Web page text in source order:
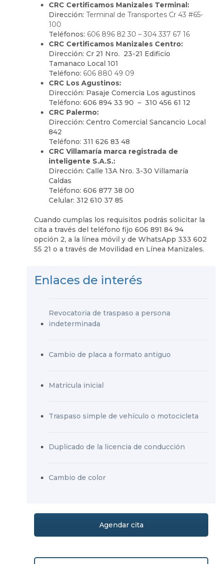
CRC Certificamos Manizales Terminal:
Dirección: Terminal de Transportes Cr 43 #65-
100
Teléfonos: 606 896 82 30 – 304 337 67 16
CRC Certificamos Manizales Centro:
Dirección: Cr 21 Nro. 23-21 Edificio
Tamanaco Local 101
Teléfono: 606 880 49 09
CRC Los Agustinos:
Dirección: Pasaje Comercia Los agustinos
Teléfono: 606 894 33 90 – 310 456 61 12
CRC Palermo:
Dirección: Centro Comercial Sancancio Local
842
Teléfono: 311 626 83 48
CRC Villamaría marca registrada de
inteligente S.A.S.:
Dirección: Calle 13A Nro. 3-30 Villamaría
Caldas
Teléfono: 606 877 38 00
Celular: 312 610 37 85
Cuando cumplas los requisitos podrás solicitar la
cita a través del teléfono fijo 606 891 84 94
opción 2, a la línea móvil y de WhatsApp 333 602
55 21 o a través de Movilidad en Línea Manizales.
Enlaces de interés
Revocatoria de traspaso a persona
indeterminada
Cambio de placa a formato antiguo
Matrícula inicial
Traspaso simple de vehículo o motocicleta
Duplicado de la licencia de conducción
Cambio de color
Agendar cita